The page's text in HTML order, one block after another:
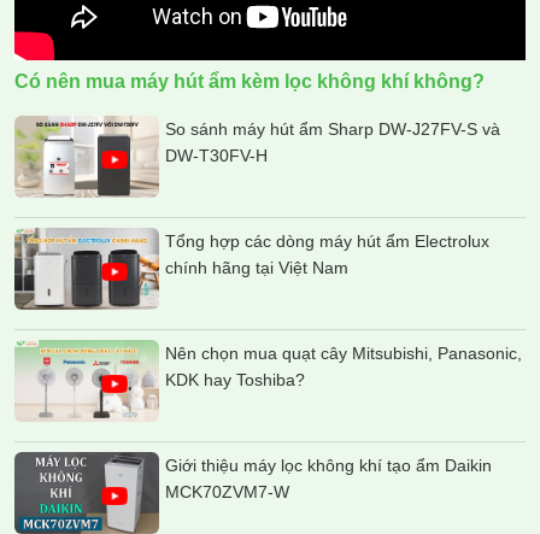
Có nên mua máy hút ẩm kèm lọc không khí không?
So sánh máy hút ẩm Sharp DW-J27FV-S và
DW-T30FV-H
Tổng hợp các dòng máy hút ẩm Electrolux
chính hãng tại Việt Nam
Nên chọn mua quạt cây Mitsubishi, Panasonic,
KDK hay Toshiba?
Giới thiệu máy lọc không khí tạo ẩm Daikin
MCK70ZVM7-W